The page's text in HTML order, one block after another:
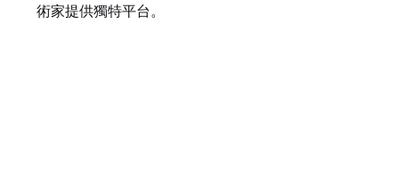
術家提供獨特平台。